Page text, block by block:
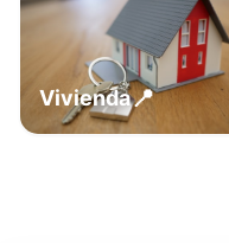
Vivienda📍